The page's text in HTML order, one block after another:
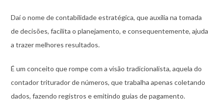
Daí o nome de contabilidade estratégica, que auxilia na tomada
de decisões, facilita o planejamento, e consequentemente, ajuda
a trazer melhores resultados.
É um conceito que rompe com a visão tradicionalista, aquela do
contador triturador de números, que trabalha apenas coletando
dados, fazendo registros e emitindo guias de pagamento.